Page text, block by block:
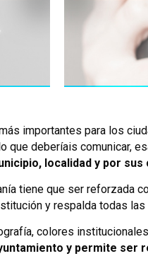
importantes para los
que deberíais comunicar,
localidad y por sus
tiene que ser reforzada
y respalda todas
colores
y permite ser